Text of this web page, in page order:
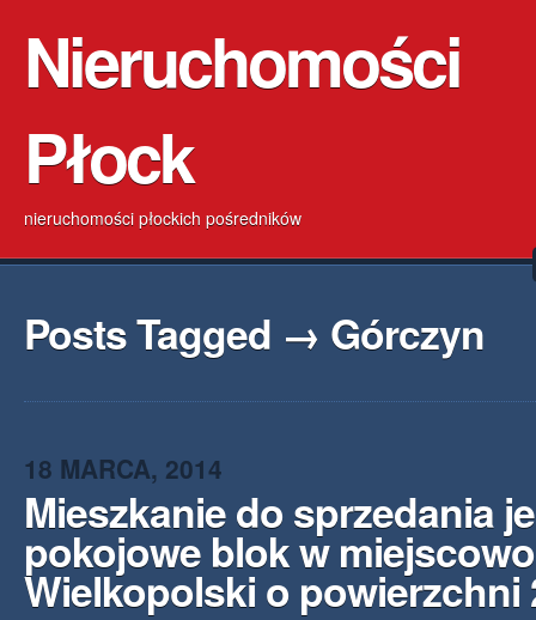
Nieruchomości
Płock
nieruchomości płockich pośredników
Posts Tagged → Górczyn
18 MARCA, 2014
Mieszkanie do sprzedania
pokojowe blok w
Wielkopolski o powierzchni